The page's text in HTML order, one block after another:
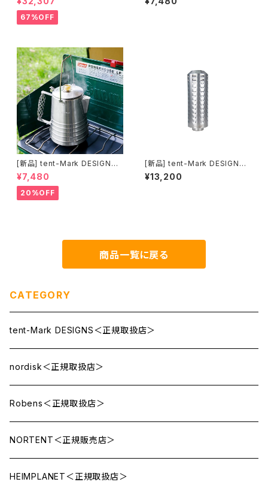
しむロッジテント
67%OFF
ック(ファブリック)｜シェルター
[新品] tent-Mark DESIGNS
ステンレス パーコレーター 2.0
L(送料別途)
¥7,480
20%OFF
[新品] tent-Mark DESIGNS
3重煙突Ｌ（φ89mm）(送料別
途)
¥13,200
商品一覧に戻る
CATEGORY
tent-Mark DESIGNS＜正規取扱店＞
nordisk＜正規取扱店＞
Robens＜正規取扱店＞
NORTENT＜正規販売店＞
HEIMPLANET＜正規取扱店＞